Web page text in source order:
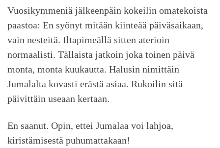
Vuosikymmeniä jälkeenpäin kokeilin omatekoista
paastoa: En syönyt mitään kiinteää päiväsaikaan,
vain nesteitä. Iltapimeällä sitten aterioin
normaalisti. Tällaista jatkoin joka toinen päivä
monta, monta kuukautta. Halusin nimittäin
Jumalalta kovasti erästä asiaa. Rukoilin sitä
päivittäin useaan kertaan.
En saanut. Opin, ettei Jumalaa voi lahjoa,
kiristämisestä puhumattakaan!